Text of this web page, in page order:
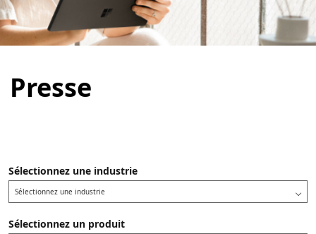
Presse
Sélectionnez une industrie
Sélectionnez une industrie
Sélectionnez un produit